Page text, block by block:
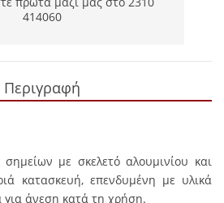
414060
Περιγραφή
με σκελετό αλουμινίου και
κατασκευή, επενδυμένη με υλικά
για άνεση κατά τη χρήση.